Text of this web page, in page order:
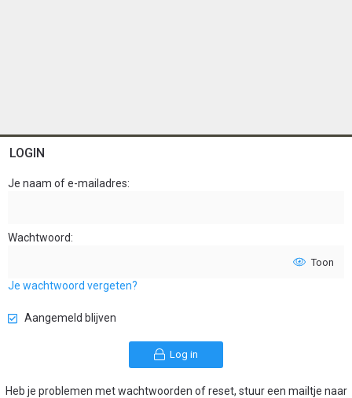
LOGIN
Je naam of e-mailadres
Wachtwoord
Toon
Je wachtwoord vergeten?
Aangemeld blijven
Log in
Heb je problemen met wachtwoorden of reset, stuur een mailtje naar